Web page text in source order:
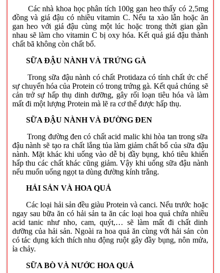
Các nhà khoa học phân tích 100g gan heo thấy có 2,5mg
đồng và giá đậu có nhiều vitamin C. Nếu ta xào lẫn hoặc ăn
gan heo với giá đậu cùng một lúc hoặc trong thời gian gần
nhau sẽ làm cho vitamin C bị oxy hóa. Kết quả giá đậu thành
chất bã không còn chất bổ.
SỮA ĐẬU NÀNH VÀ TRỨNG GÀ
Trong sữa đậu nành có chất Protidaza có tính chất ức chế
sự chuyển hóa của Protein có trong trứng gà. Kết quả chúng sẽ
cản trở sự hấp thụ dinh dưỡng, gây rối loạn tiêu hóa và làm
mất đi một lượng Protein mà lẽ ra cơ thể được hấp thụ.
SỮA ĐẬU NÀNH VÀ ĐƯỜNG ĐEN
Trong đường đen có chất acid malic khi hòa tan trong sữa
đậu nành sẽ tạo ra chất lắng tủa làm giảm chất bổ của sữa đậu
nành. Mặt khác khi uống vào dễ bị đầy bụng, khó tiêu khiến
hấp thu các chất khác cũng giảm. Vậy khi uống sữa đậu nành
nếu muốn uống ngọt ta dùng đường kính trắng.
HẢI SẢN VÀ HOA QUẢ
Các loại hải sản đều giàu Protein và canci. Nếu trước hoặc
ngay sau bữa ăn có hải sản ta ăn các loại hoa quả chứa nhiều
acid tanic như nho, cam, quýt,… sẽ làm mất đi chất dinh
dưỡng của hải sản. Ngoài ra hoa quả ăn cùng với hải sản còn
có tác dụng kích thích nhu động ruột gây đầy bụng, nôn mửa,
ỉa chảy.
SỮA BÒ VÀ NƯỚC HOA QUẢ